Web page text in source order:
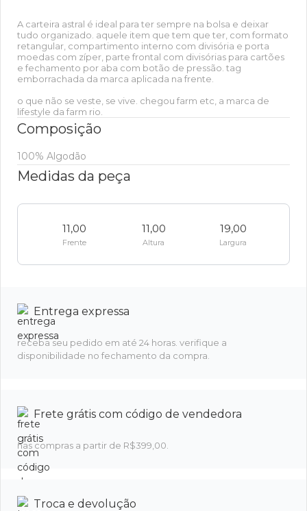
A carteira astral é ideal para ter sempre na bolsa e deixar
tudo organizado. aquele item que tem que ter, com formato
retangular, compartimento interno com divisória e porta
moedas com zíper, parte frontal com divisórias para cartões
e fechamento por aba com botão de pressão. tag
emborrachada da marca aplicada na frente.
o que não se veste, se vive. chegou farm etc, a marca de
lifestyle da farm rio.
Composição
100% Algodão
Medidas da peça
11,00
Frente
11,00
Altura
19,00
Largura
Entrega expressa
receba seu pedido em até 24 horas. verifique a
disponibilidade no fechamento da compra.
Frete grátis com código de vendedora
nas compras a partir de R$399,00.
Troca e devolução